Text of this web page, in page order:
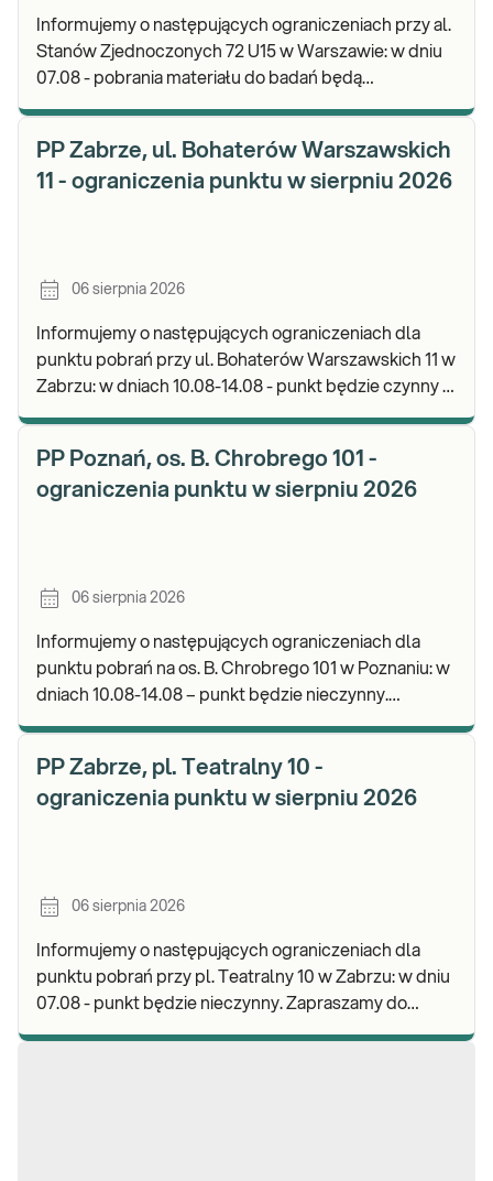
Informujemy o następujących ograniczeniach przy al.
Stanów Zjednoczonych 72 U15 w Warszawie: w dniu
07.08 - pobrania materiału do badań będą
PP Zabrze, ul. Bohaterów Warszawskich
11 - ograniczenia punktu w sierpniu 2026
06 sierpnia 2026
Informujemy o następujących ograniczeniach dla
punktu pobrań przy ul. Bohaterów Warszawskich 11 w
Zabrzu: w dniach 10.08-14.08 - punkt będzie czynny w
PP Poznań, os. B. Chrobrego 101 -
ograniczenia punktu w sierpniu 2026
06 sierpnia 2026
Informujemy o następujących ograniczeniach dla
punktu pobrań na os. B. Chrobrego 101 w Poznaniu: w
dniach 10.08-14.08 – punkt będzie nieczynny.
PP Zabrze, pl. Teatralny 10 -
ograniczenia punktu w sierpniu 2026
06 sierpnia 2026
Informujemy o następujących ograniczeniach dla
punktu pobrań przy pl. Teatralny 10 w Zabrzu: w dniu
07.08 - punkt będzie nieczynny. Zapraszamy do